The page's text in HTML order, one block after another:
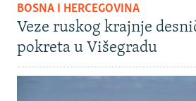
BOSNA I HERCEGOVINA
Veze ruskog krajnje
pokreta u Višegradu